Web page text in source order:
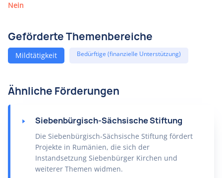
Nein
Geförderte Themenbereiche
Mildtätigkeit Bedürftige (finanzielle Unterstützung)
Ähnliche Förderungen
Siebenbürgisch-Sächsische Stiftung
Die Siebenbürgisch-Sächsische Stiftung fördert
Projekte in Rumänien, die sich der
Instandsetzung Siebenbürger Kirchen und
weiterer Themen widmen.